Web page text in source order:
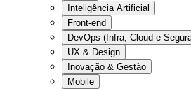
Inteligência Artificial
Front-end
DevOps (Infra, Cloud e
UX & Design
Inovação & Gestão
Mobile